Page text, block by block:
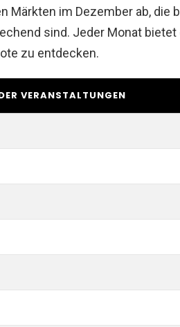
im Dezember ab, die
sind. Jeder Monat bietet
zu entdecken.
VERANSTALTUNGEN